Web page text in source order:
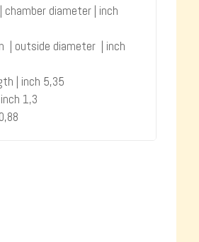
diameter | inch
| outside diameter | inch
| inch 5,35
1,3